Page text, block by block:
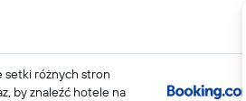
setki różnych stron
by znaleźć hotele na